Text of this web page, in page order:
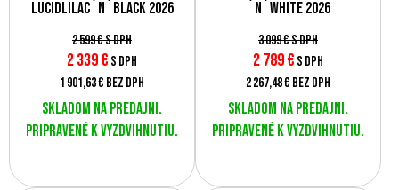
lucidlilac´n´black 2026
2 599 €s DPH
2 339€ s DPH
1 901,63 € bez DPH
Skladom na predajni.
Pripravené k vyzdvihnutiu.
´n´white 2026
3 099 €s DPH
2 789€ s DPH
2 267,48 € bez DPH
Skladom na predajni.
Pripravené k vyzdvihnutiu.